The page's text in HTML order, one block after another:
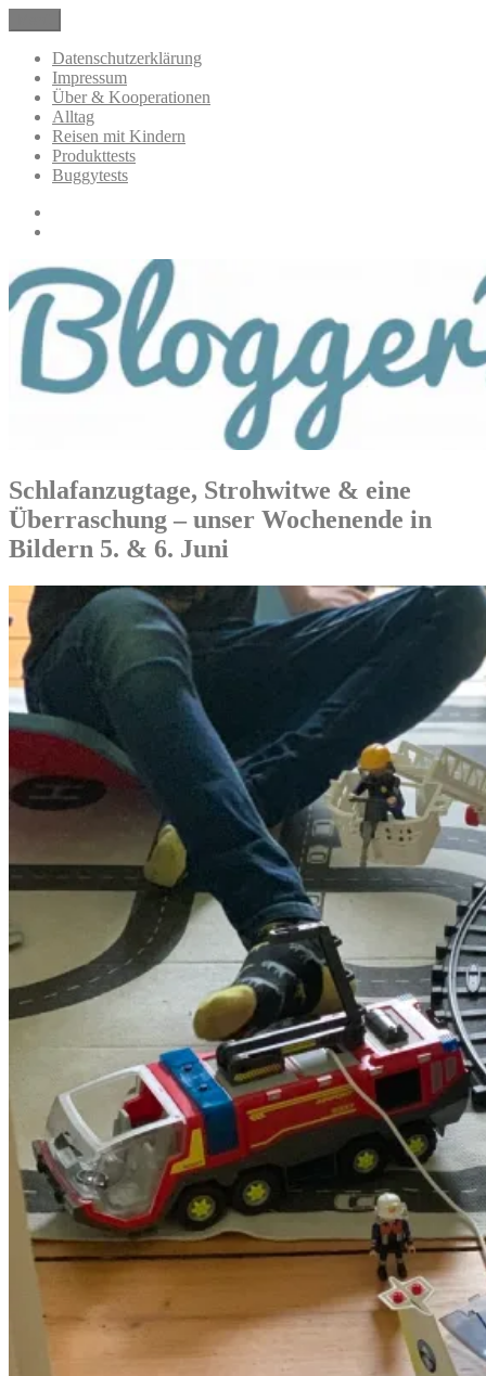
Inhalt
springen
BloggerMumOf3Boys Mamablog
Mamablog über das Leben mit drei Kindern mit Produkttests und
Alltagsthemen
Datenschutzerklärung
Impressum
Über & Kooperationen
Alltag
Reisen mit Kindern
Produkttests
Buggytests
Schlafanzugtage, Strohwitwe & eine
Überraschung – unser Wochenende in
Bildern 5. & 6. Juni